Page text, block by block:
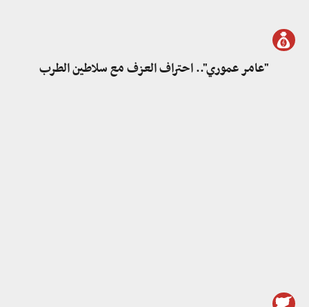
"عامر عموري".. احتراف العزف مع سلاطين الطرب